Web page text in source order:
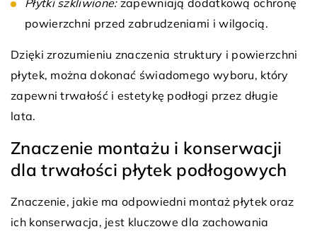
powierzchni przed zabrudzeniami i wilgocią.
Dzięki zrozumieniu znaczenia struktury i powierzchni
płytek, można dokonać świadomego wyboru, który
zapewni trwałość i estetykę podłogi przez długie
lata.
Znaczenie montażu i konserwacji
dla trwałości płytek podłogowych
Znaczenie, jakie ma odpowiedni montaż płytek oraz
ich konserwacja, jest kluczowe dla zachowania